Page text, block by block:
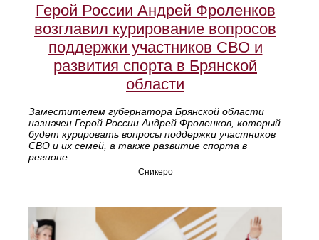
Герой России Андрей Фроленков
возглавил курирование вопросов
поддержки участников СВО и
развития спорта в Брянской
области
Заместителем губернатора Брянской области
назначен Герой России Андрей Фроленков, который
будет курировать вопросы поддержки участников
СВО и их семей, а также развитие спорта в
регионе.
Сникеро